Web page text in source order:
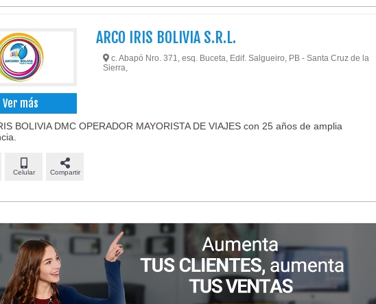
Ver más
ARCO IRIS BOLIVIA S.R.L.
c. Abapó Nro. 371, esq. Buceta, Edif. Salgueiro, PB - Santa Cruz de la
Sierra,
BOLIVIA DMC OPERADOR MAYORISTA DE VIAJES con 25 años de amplia
Celular Compartir